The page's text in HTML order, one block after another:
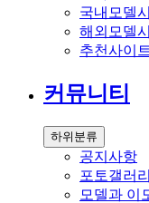
국내모델
해외모델
추천사이트
커뮤니티
하위분류
공지사항
포토갤러리
모델과 이